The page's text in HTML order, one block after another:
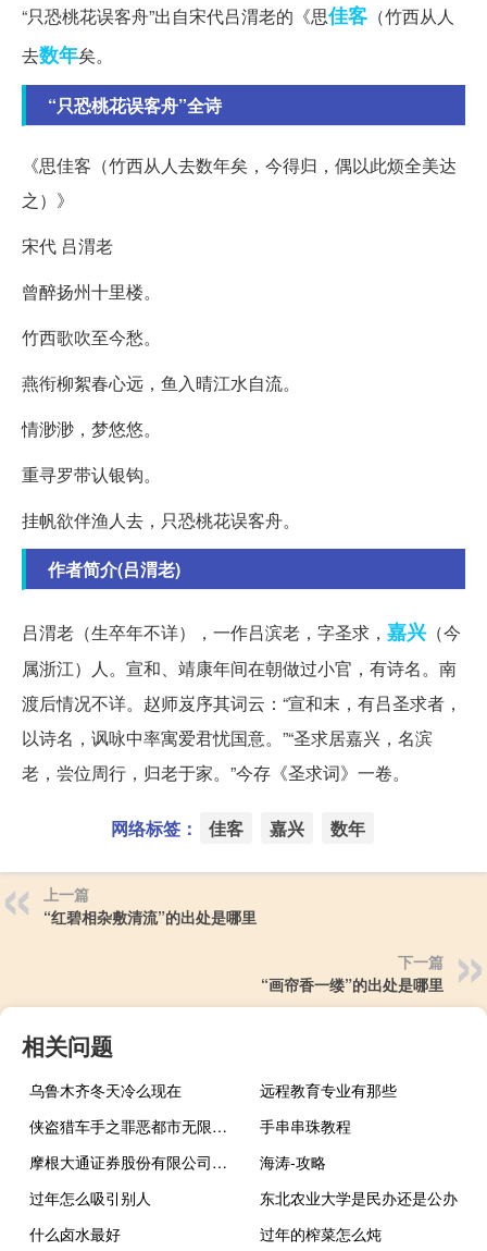
“只恐桃花误客舟”出自宋代吕渭老的《思佳客 （竹西从人
去数年矣。
“只恐桃花误客舟”全诗
《思佳客（竹西从人去数年矣，今得归，偶以此烦全美达
之）》
宋代 吕渭老
曾醉扬州十里楼。
竹西歌吹至今愁。
燕衔柳絮春心远，鱼入晴江水自流。
情渺渺，梦悠悠。
重寻罗带认银钩。
挂帆欲伴渔人去，只恐桃花误客舟。
作者简介(吕渭老)
吕渭老（生卒年不详），一作吕滨老，字圣求， 嘉兴 （今
属浙江）人。宣和、靖康年间在朝做过小官，有诗名。南
渡后情况不详。赵师岌序其词云：“宣和末，有吕圣求者，
以诗名，讽咏中率寓爱君忧国意。”“圣求居嘉兴，名滨
老，尝位周行，归老于家。”今存《圣求词》一卷。
网络标签： 佳客 嘉兴 数年
上一篇
“红碧相杂敷清流”的出处是哪里
下一篇
“画帘香一缕”的出处是哪里
相关问题
乌鲁木齐冬天冷么现在
远程教育专业有那些
侠盗猎车手之罪恶都市无限生命无限武器破解版（侠盗猎车手之罪恶都市无限生命）
手串串珠教程
摩根大通证券股份有限公司将亿纬锂能评级下调至中性
海涛-攻略
过年怎么吸引别人
东北农业大学是民办还是公办
什么卤水最好
过年的榨菜怎么炖